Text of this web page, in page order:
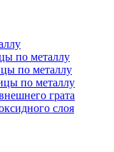
по металлу
по металлу
по металлу
грата
слоя